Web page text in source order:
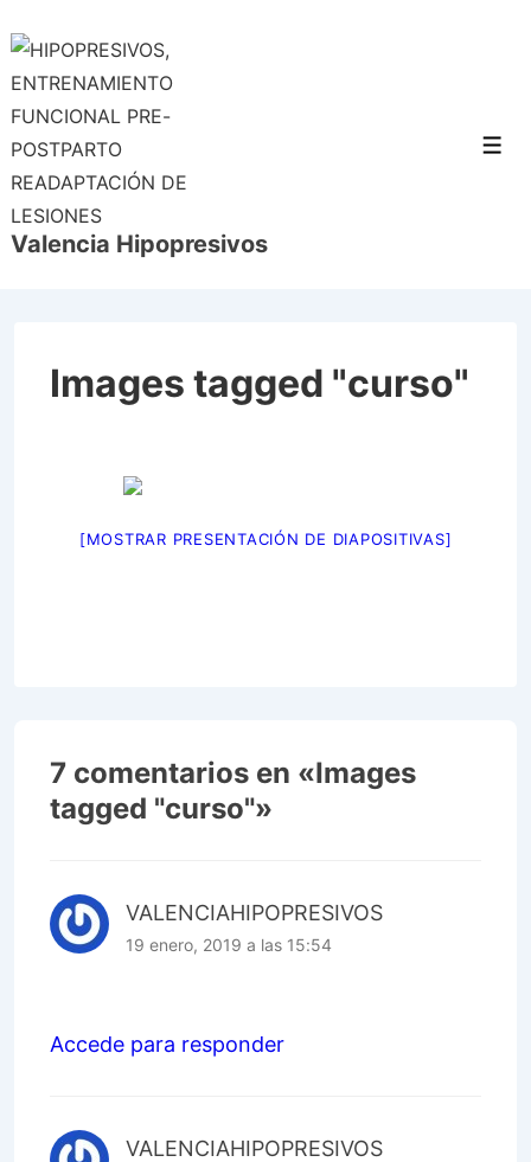
Saltar
al
contenido
principal
Valencia Hipopresivos
Images tagged "curso"
[MOSTRAR PRESENTACIÓN DE DIAPOSITIVAS]
7 comentarios en «Images
tagged "curso"»
VALENCIAHIPOPRESIVOS
19 enero, 2019 a las 15:54
Accede para responder
VALENCIAHIPOPRESIVOS